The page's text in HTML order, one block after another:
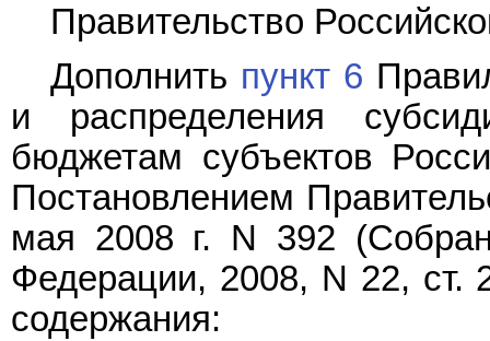
Правительство
Дополнить пункт 6
и распределения
бюджетам субъектов
Постановлением
мая 2008 г. N 392
Федерации, 2008, N 22, ст.
содержания: